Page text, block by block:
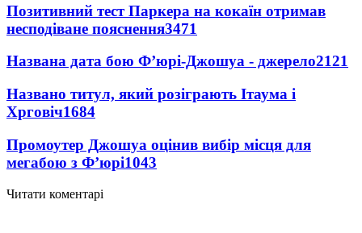
Позитивний тест Паркера на кокаїн отримав
несподіване пояснення3471
Названа дата бою Ф’юрі-Джошуа - джерело2121
Названо титул, який розіграють Ітаума і
Хрговіч1684
Промоутер Джошуа оцінив вибір місця для
мегабою з Ф’юрі1043
Читати коментарі